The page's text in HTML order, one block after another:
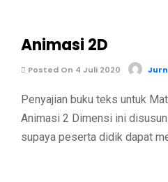
Animasi 2D
Posted On 4 Juli 2020
Penyajian buku teks untuk
Animasi 2 Dimensi ini
supaya peserta didik dapat